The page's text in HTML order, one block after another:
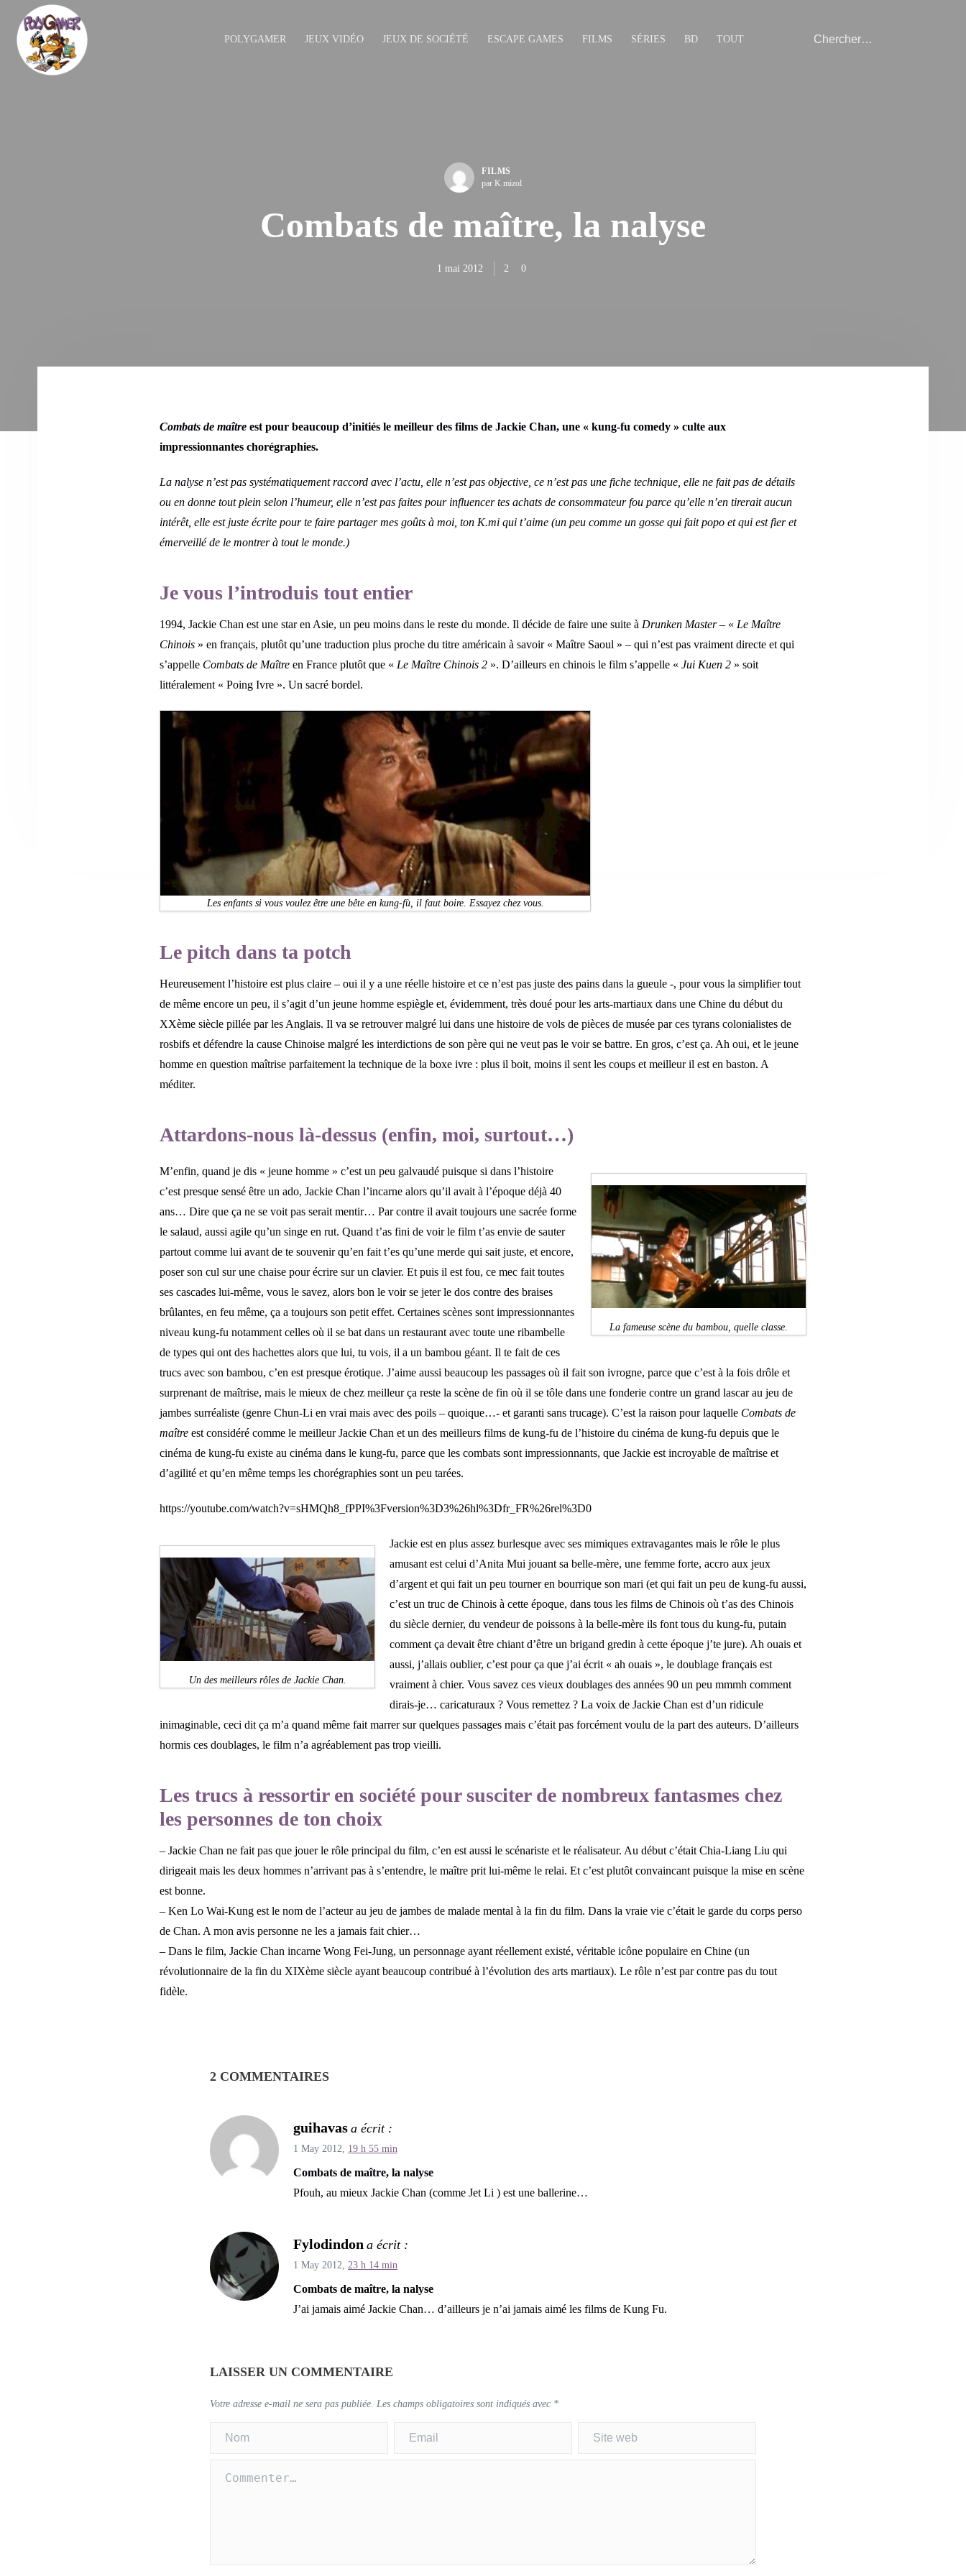
POLYGAMER JEUX VIDÉO JEUX DE SOCIÉTÉ ESCAPE GAMES FILMS SÉRIES BD TOUT
FILMS
par K.mizol
Combats de maître, la nalyse
1 mai 2012 2 0
Combats de maître est pour beaucoup d’initiés le meilleur des films de Jackie Chan, une « kung-fu comedy » culte aux
impressionnantes chorégraphies.
La nalyse n’est pas systématiquement raccord avec l’actu, elle n’est pas objective, ce n’est pas une fiche technique, elle ne fait pas de détails
ou en donne tout plein selon l’humeur, elle n’est pas faites pour influencer tes achats de consommateur fou parce qu’elle n’en tirerait aucun
intérêt, elle est juste écrite pour te faire partager mes goûts à moi, ton K.mi qui t’aime (un peu comme un gosse qui fait popo et qui est fier et
émerveillé de le montrer à tout le monde.)
Je vous l’introduis tout entier
1994, Jackie Chan est une star en Asie, un peu moins dans le reste du monde. Il décide de faire une suite à Drunken Master– « Le Maître
Chinois » en français, plutôt qu’une traduction plus proche du titre américain à savoir « Maître Saoul » – qui n’est pas vraiment directe et qui
s’appelle Combats de Maître en France plutôt que « Le Maître Chinois 2 ». D’ailleurs en chinois le film s’appelle « Jui Kuen 2 » soit
littéralement « Poing Ivre ». Un sacré bordel.
Les enfants si vous voulez être une bête en kung-fù, il faut boire. Essayez chez vous.
Le pitch dans ta potch
Heureusement l’histoire est plus claire – oui il y a une réelle histoire et ce n’est pas juste des pains dans la gueule -, pour vous la simplifier tout
de même encore un peu, il s’agit d’un jeune homme espiègle et, évidemment, très doué pour les arts-martiaux dans une Chine du début du
XXème siècle pillée par les Anglais. Il va se retrouver malgré lui dans une histoire de vols de pièces de musée par ces tyrans colonialistes de
rosbifs et défendre la cause Chinoise malgré les interdictions de son père qui ne veut pas le voir se battre. En gros, c’est ça. Ah oui, et le jeune
homme en question maîtrise parfaitement la technique de la boxe ivre : plus il boit, moins il sent les coups et meilleur il est en baston. A
méditer.
Attardons-nous là-dessus (enfin, moi, surtout…)
La fameuse scène du bambou, quelle classe.
M’enfin, quand je dis « jeune homme » c’est un peu galvaudé puisque si dans l’histoire
c’est presque sensé être un ado, Jackie Chan l’incarne alors qu’il avait à l’époque déjà 40
ans… Dire que ça ne se voit pas serait mentir… Par contre il avait toujours une sacrée forme
le salaud, aussi agile qu’un singe en rut. Quand t’as fini de voir le film t’as envie de sauter
partout comme lui avant de te souvenir qu’en fait t’es qu’une merde qui sait juste, et encore,
poser son cul sur une chaise pour écrire sur un clavier. Et puis il est fou, ce mec fait toutes
ses cascades lui-même, vous le savez, alors bon le voir se jeter le dos contre des braises
brûlantes, en feu même, ça a toujours son petit effet. Certaines scènes sont impressionnantes
niveau kung-fu notamment celles où il se bat dans un restaurant avec toute une ribambelle
de types qui ont des hachettes alors que lui, tu vois, il a un bambou géant. Il te fait de ces
trucs avec son bambou, c’en est presque érotique. J’aime aussi beaucoup les passages où il fait son ivrogne, parce que c’est à la fois drôle et
surprenant de maîtrise, mais le mieux de chez meilleur ça reste la scène de fin où il se tôle dans une fonderie contre un grand lascar au jeu de
jambes surréaliste (genre Chun-Li en vrai mais avec des poils – quoique…- et garanti sans trucage). C’est la raison pour laquelle Combats de
maître est considéré comme le meilleur Jackie Chan et un des meilleurs films de kung-fu de l’histoire du cinéma de kung-fu depuis que le
cinéma de kung-fu existe au cinéma dans le kung-fu, parce que les combats sont impressionnants, que Jackie est incroyable de maîtrise et
d’agilité et qu’en même temps les chorégraphies sont un peu tarées.
https://youtube.com/watch?v=sHMQh8_fPPI%3Fversion%3D3%26hl%3Dfr_FR%26rel%3D0
Un des meilleurs rôles de Jackie Chan.
Jackie est en plus assez burlesque avec ses mimiques extravagantes mais le rôle le plus
amusant est celui d’Anita Mui jouant sa belle-mère, une femme forte, accro aux jeux
d’argent et qui fait un peu tourner en bourrique son mari (et qui fait un peu de kung-fu aussi,
c’est un truc de Chinois à cette époque, dans tous les films de Chinois où t’as des Chinois
du siècle dernier, du vendeur de poissons à la belle-mère ils font tous du kung-fu, putain
comment ça devait être chiant d’être un brigand gredin à cette époque j’te jure). Ah ouais et
aussi, j’allais oublier, c’est pour ça que j’ai écrit « ah ouais », le doublage français est
vraiment à chier. Vous savez ces vieux doublages des années 90 un peu mmmh comment
dirais-je… caricaturaux ? Vous remettez ? La voix de Jackie Chan est d’un ridicule
inimaginable, ceci dit ça m’a quand même fait marrer sur quelques passages mais c’était pas forcément voulu de la part des auteurs. D’ailleurs
hormis ces doublages, le film n’a agréablement pas trop vieilli.
Les trucs à ressortir en société pour susciter de nombreux fantasmes chez
les personnes de ton choix
– Jackie Chan ne fait pas que jouer le rôle principal du film, c’en est aussi le scénariste et le réalisateur. Au début c’était Chia-Liang Liu qui
dirigeait mais les deux hommes n’arrivant pas à s’entendre, le maître prit lui-même le relai. Et c’est plutôt convaincant puisque la mise en scène
est bonne.
– Ken Lo Wai-Kung est le nom de l’acteur au jeu de jambes de malade mental à la fin du film. Dans la vraie vie c’était le garde du corps perso
de Chan. A mon avis personne ne les a jamais fait chier…
– Dans le film, Jackie Chan incarne Wong Fei-Jung, un personnage ayant réellement existé, véritable icône populaire en Chine (un
révolutionnaire de la fin du XIXème siècle ayant beaucoup contribué à l’évolution des arts martiaux). Le rôle n’est par contre pas du tout
fidèle.
2 COMMENTAIRES
guihavas a écrit :
1 May 2012, 19 h 55 min
Combats de maître, la nalyse
Pfouh, au mieux Jackie Chan (comme Jet Li ) est une ballerine…
Fylodindon a écrit :
1 May 2012, 23 h 14 min
Combats de maître, la nalyse
J’ai jamais aimé Jackie Chan… d’ailleurs je n’ai jamais aimé les films de Kung Fu.
LAISSER UN COMMENTAIRE
Votre adresse e-mail ne sera pas publiée. Les champs obligatoires sont indiqués avec *